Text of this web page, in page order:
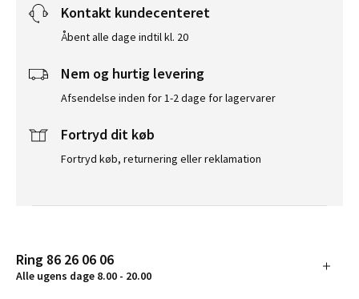
Kontakt kundecenteret
Åbent alle dage indtil kl. 20
Nem og hurtig levering
Afsendelse inden for 1-2 dage for lagervarer
Fortryd dit køb
Fortryd køb, returnering eller reklamation
Ring 86 26 06 06
Alle ugens dage 8.00 - 20.00